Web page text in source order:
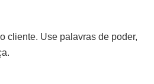
cliente. Use palavras de poder,